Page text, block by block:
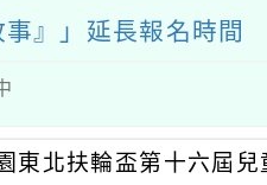
』」延長報名時間
東北扶輪盃第十六屆